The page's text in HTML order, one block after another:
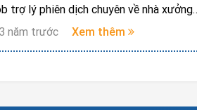
trợ lý phiên dịch chuyên về nhà xưởng
dịch cuộc họp các phòng ban
3 năm trước Xem thêm